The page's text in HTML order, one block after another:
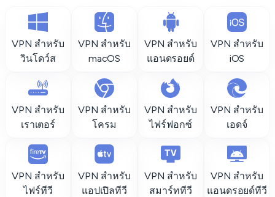
VPN สำหรับ
วินโดว์ส
VPN สำหรับ
macOS
VPN สำหรับ
แอนดรอยด์
VPN สำหรับ
iOS
VPN สำหรับ
เราเตอร์
VPN สำหรับ
โครม
VPN สำหรับ
ไฟร์ฟอกซ์
VPN สำหรับ
เอดจ์
VPN สำหรับ
ไฟร์ทีวี
VPN สำหรับ
แอปเปิลทีวี
VPN สำหรับ
สมาร์ททีวี
VPN สำหรับ
แอนดรอยด์ทีวี